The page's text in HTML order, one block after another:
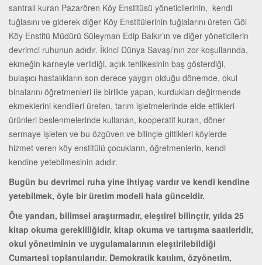
santrali kuran Pazarören Köy Enstitüsü yöneticilerinin, kendi
tuğlasını ve giderek diğer Köy Enstitülerinin tuğlalarını üreten Göl
Köy Enstitü Müdürü Süleyman Edip Balkır’ın ve diğer yöneticilerin
devrimci ruhunun adıdır. İkinci Dünya Savaşı’nın zor koşullarında,
ekmeğin karneyle verildiği, açlık tehlikesinin baş gösterdiği,
bulaşıcı hastalıkların son derece yaygın olduğu dönemde, okul
binalarını öğretmenleri ile birlikte yapan, kurdukları değirmende
ekmeklerini kendileri üreten, tarım işletmelerinde elde ettikleri
ürünleri beslenmelerinde kullanan, kooperatif kuran, döner
sermaye işleten ve bu özgüven ve bilinçle gittikleri köylerde
hizmet veren köy enstitülü çocukların, öğretmenlerin, kendi
kendine yetebilmesinin adıdır.
Bugün bu devrimci ruha yine ihtiyaç vardır ve kendi kendine
yetebilmek, öyle bir üretim modeli hala günceldir.
Öte yandan, bilimsel araştırmadır, eleştirel bilinçtir, yılda 25
kitap okuma gerekliliğidir, kitap okuma ve tartışma saatleridir,
okul yönetiminin ve uygulamalarının eleştirilebildiği
Cumartesi toplantılarıdır. Demokratik katılım, özyönetim,